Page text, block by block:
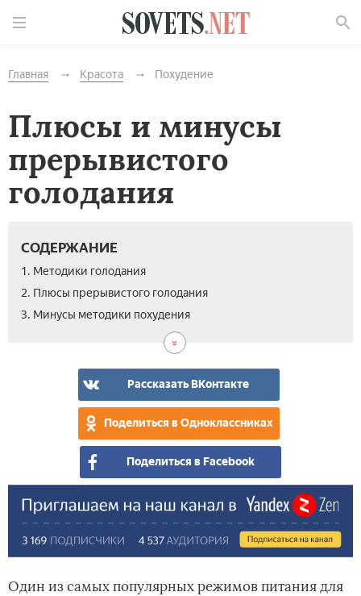
Главная Красота Похудение
Плюсы и минусы
прерывистого
голодания
СОДЕРЖАНИЕ
1. Методики голодания
2. Плюсы прерывистого голодания
3. Минусы методики похудения
Рассказать ВКонтакте
Поделиться в Одноклассниках
Поделиться в Facebook
Один из самых популярных режимов питания для